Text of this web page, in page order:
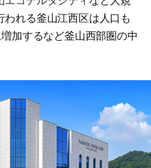
れる釜山江西区は人口も
加するなど釜山西部圏の中